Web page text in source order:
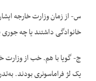
س- از زمان وزارت خارجه
خانوادگی داشتند یا چه جوری
ج- گویا با هم. خب از وزارت
یک لژ فراماسونری بودند.